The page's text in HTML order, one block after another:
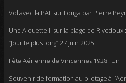
Vol avec la PAF sur Fouga par Pierre
Une Alouette II sur la plage de
“Jour le plus long”27 juin 2025
Fête Aérienne de Vincennes 1928 : Un
Souvenir de formation au pilotage à